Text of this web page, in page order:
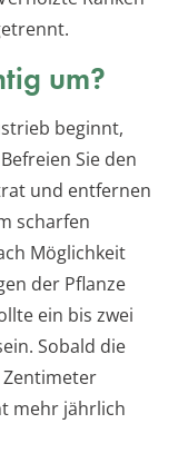
um?
beginnt,
Sie den
und entfernen
scharfen
Möglichkeit
der Pflanze
ein bis zwei
Sobald die
Zentimeter
mehr jährlich